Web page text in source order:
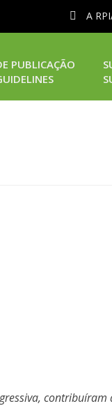
A
PUBLICAÇÃO